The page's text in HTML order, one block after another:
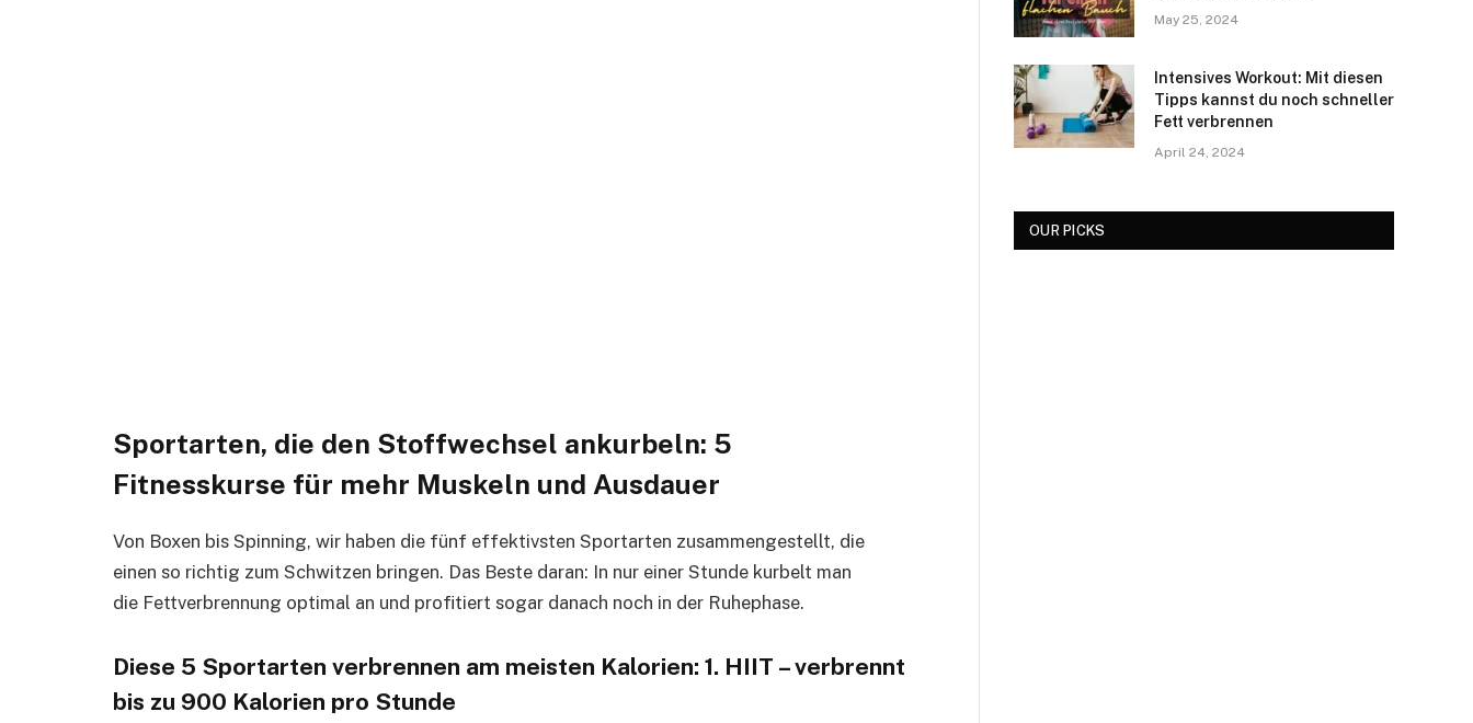
Sportarten, die den Stoffwechsel ankurbeln: 5
Fitnesskurse für mehr Muskeln und Ausdauer
Von Boxen bis Spinning, wir haben die fünf effektivsten Sportarten zusammengestellt, die
einen so richtig zum Schwitzen bringen. Das Beste daran: In nur einer Stunde kurbelt man
die Fettverbrennung optimal an und profitiert sogar danach noch in der Ruhephase.
Diese 5 Sportarten verbrennen am meisten Kalorien: 1. HIIT – verbrennt
bis zu 900 Kalorien pro Stunde
May 25, 2024
Intensives Workout: Mit diesen
Tipps kannst du noch schneller
Fett verbrennen
April 24, 2024
OUR PICKS